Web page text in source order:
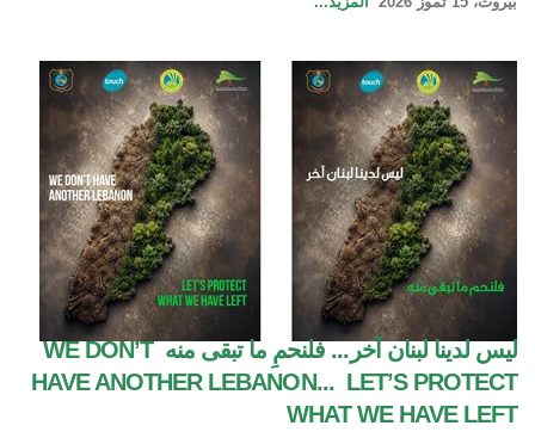
ليس لدينا لبنان آخر... فلنحمِ ما تبقى منه WE DON’T
HAVE ANOTHER LEBANON... LET’S PROTECT
WHAT WE HAVE LEFT